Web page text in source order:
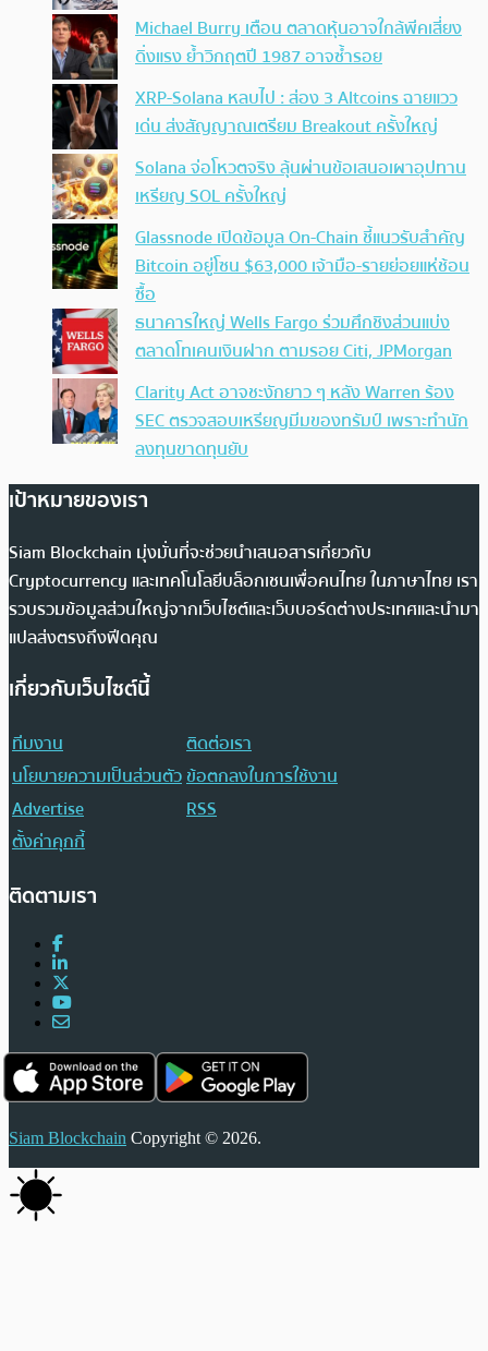
Michael Burry เตือน ตลาดหุ้นอาจใกล้พีคเสี่ยง
ดิ่งแรง ย้ำวิกฤตปี 1987 อาจซ้ำรอย
XRP-Solana หลบไป : ส่อง 3 Altcoins ฉายแวว
เด่น ส่งสัญญาณเตรียม Breakout ครั้งใหญ่
Solana จ่อโหวตจริง ลุ้นผ่านข้อเสนอเผาอุปทาน
เหรียญ SOL ครั้งใหญ่
Glassnode เปิดข้อมูล On-Chain ชี้แนวรับสำคัญ
Bitcoin อยู่โซน $63,000 เจ้ามือ-รายย่อยแห่ช้อน
ซื้อ
ธนาคารใหญ่ Wells Fargo ร่วมศึกชิงส่วนแบ่ง
ตลาดโทเคนเงินฝาก ตามรอย Citi, JPMorgan
Clarity Act อาจชะงักยาว ๆ หลัง Warren ร้อง
SEC ตรวจสอบเหรียญมีมของทรัมป์ เพราะทำนัก
ลงทุนขาดทุนยับ
เป้าหมายของเรา
Siam Blockchain มุ่งมั่นที่จะช่วยนำเสนอสารเกี่ยวกับ
Cryptocurrency และเทคโนโลยีบล็อกเชนเพื่อคนไทย ในภาษาไทย เรา
รวบรวมข้อมูลส่วนใหญ่จากเว็บไซต์และเว็บบอร์ดต่างประเทศและนำมา
แปลส่งตรงถึงฟีดคุณ
เกี่ยวกับเว็บไซต์นี้
ทีมงาน
ติดต่อเรา
นโยบายความเป็นส่วนตัวข้อตกลงในการใช้งาน
Advertise
RSS
ตั้งค่าคุกกี้
ติดตามเรา
Siam Blockchain Copyright © 2026.